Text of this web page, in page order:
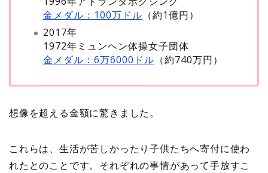
金メダル：100万ドル （約1億円）
2017年
1972年ミュンヘン体操女子団体
金メダル：6万6000ドル （約740万円）
想像を超える金額に驚きました。
これらは、生活が苦しかったり子供たちへ寄付に使わ
れたとのことです。それぞれの事情があって手放すこ